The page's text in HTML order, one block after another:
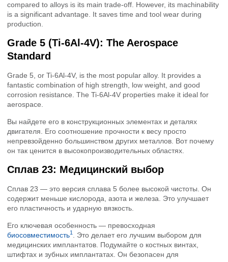
compared to alloys is its main trade-off. However, its machinability
is a significant advantage. It saves time and tool wear during
production.
Grade 5 (Ti-6Al-4V): The Aerospace
Standard
Grade 5, or Ti-6Al-4V, is the most popular alloy. It provides a
fantastic combination of high strength, low weight, and good
corrosion resistance. The Ti-6Al-4V properties make it ideal for
aerospace.
Вы найдете его в конструкционных элементах и деталях
двигателя. Его соотношение прочности к весу просто
непревзойденно большинством других металлов. Вот почему
он так ценится в высокопроизводительных областях.
Сплав 23: Медицинский выбор
Сплав 23 — это версия сплава 5 более высокой чистоты. Он
содержит меньше кислорода, азота и железа. Это улучшает
его пластичность и ударную вязкость.
Его ключевая особенность — превосходная
биосовместимость1
. Это делает его лучшим выбором для
медицинских имплантатов. Подумайте о костных винтах,
штифтах и ​​зубных имплантатах. Он безопасен для